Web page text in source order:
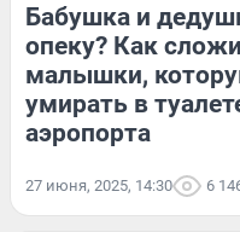
Бабушка и
опеку? Как
малышки,
умирать в
аэропорта
27 июня, 2025, 14:30 6